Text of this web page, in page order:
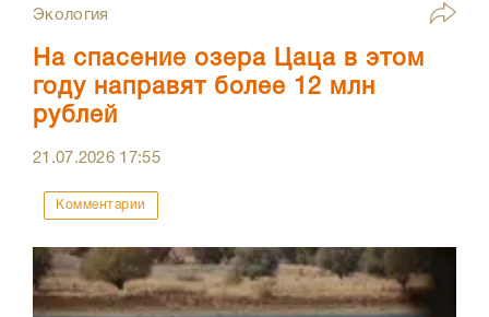
Экология
На спасение озера Цаца в этом
году направят более 12 млн
рублей
21.07.2026 17:55
Комментарии